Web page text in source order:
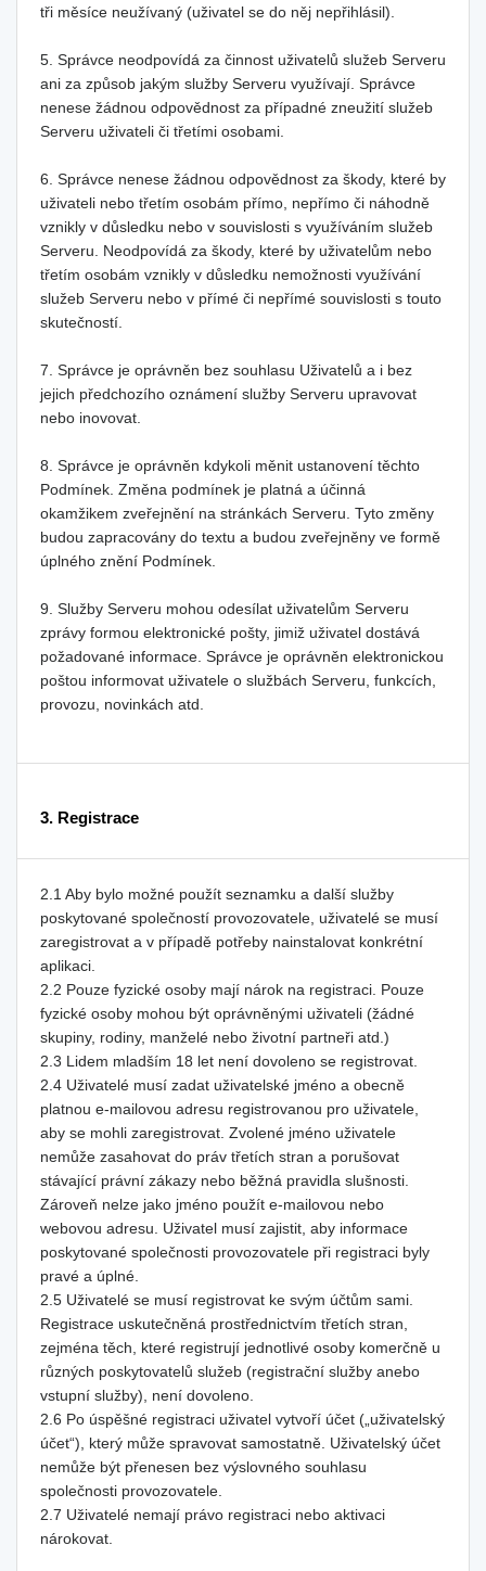
tři měsíce neužívaný (uživatel se do něj nepřihlásil).
5. Správce neodpovídá za činnost uživatelů služeb Serveru
ani za způsob jakým služby Serveru využívají. Správce
nenese žádnou odpovědnost za případné zneužití služeb
Serveru uživateli či třetími osobami.
6. Správce nenese žádnou odpovědnost za škody, které by
uživateli nebo třetím osobám přímo, nepřímo či náhodně
vznikly v důsledku nebo v souvislosti s využíváním služeb
Serveru. Neodpovídá za škody, které by uživatelům nebo
třetím osobám vznikly v důsledku nemožnosti využívání
služeb Serveru nebo v přímé či nepřímé souvislosti s touto
skutečností.
7. Správce je oprávněn bez souhlasu Uživatelů a i bez
jejich předchozího oznámení služby Serveru upravovat
nebo inovovat.
8. Správce je oprávněn kdykoli měnit ustanovení těchto
Podmínek. Změna podmínek je platná a účinná
okamžikem zveřejnění na stránkách Serveru. Tyto změny
budou zapracovány do textu a budou zveřejněny ve formě
úplného znění Podmínek.
9. Služby Serveru mohou odesílat uživatelům Serveru
zprávy formou elektronické pošty, jimiž uživatel dostává
požadované informace. Správce je oprávněn elektronickou
poštou informovat uživatele o službách Serveru, funkcích,
provozu, novinkách atd.
3. Registrace
2.1 Aby bylo možné použít seznamku a další služby
poskytované společností provozovatele, uživatelé se musí
zaregistrovat a v případě potřeby nainstalovat konkrétní
aplikaci.
2.2 Pouze fyzické osoby mají nárok na registraci. Pouze
fyzické osoby mohou být oprávněnými uživateli (žádné
skupiny, rodiny, manželé nebo životní partneři atd.)
2.3 Lidem mladším 18 let není dovoleno se registrovat.
2.4 Uživatelé musí zadat uživatelské jméno a obecně
platnou e-mailovou adresu registrovanou pro uživatele,
aby se mohli zaregistrovat. Zvolené jméno uživatele
nemůže zasahovat do práv třetích stran a porušovat
stávající právní zákazy nebo běžná pravidla slušnosti.
Zároveň nelze jako jméno použít e-mailovou nebo
webovou adresu. Uživatel musí zajistit, aby informace
poskytované společnosti provozovatele při registraci byly
pravé a úplné.
2.5 Uživatelé se musí registrovat ke svým účtům sami.
Registrace uskutečněná prostřednictvím třetích stran,
zejména těch, které registrují jednotlivé osoby komerčně u
různých poskytovatelů služeb (registrační služby anebo
vstupní služby), není dovoleno.
2.6 Po úspěšné registraci uživatel vytvoří účet („uživatelský
účet“), který může spravovat samostatně. Uživatelský účet
nemůže být přenesen bez výslovného souhlasu
společnosti provozovatele.
2.7 Uživatelé nemají právo registraci nebo aktivaci
nárokovat.